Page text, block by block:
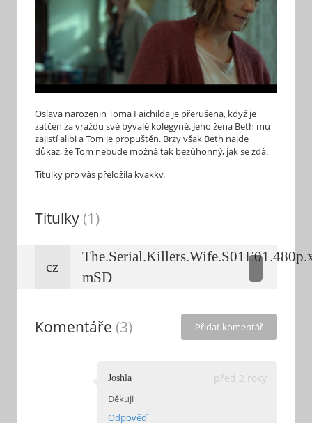
Oslava narozenin Toma Faichilda je přerušena, když je
zatčen za vraždu své bývalé kolegyně. Jeho žena Beth mu
zajistí alibi a Tom je propuštěn. Brzy však Beth najde
důkaz, že Tom nebude možná tak bezúhonný, jak se zdá.
Titulky pro vás přeložila kvakkv.
Titulky (1)
cz
mSD
Komentáře (3) Přidat komentář
Joshla před 2 roky
Děkuji
Odpověď